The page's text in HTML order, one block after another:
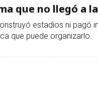
que no llegó a
estadios ni pagó
que puede organizarlo.